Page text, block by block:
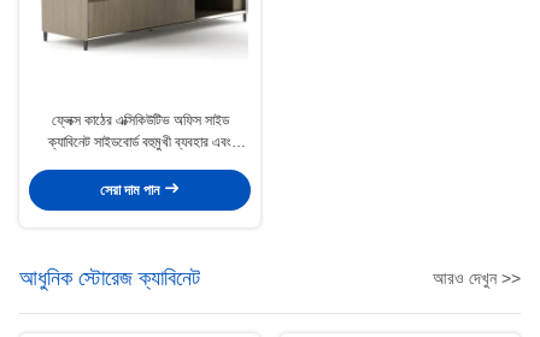
ফ্লেক্স কাঠের এক্সিকিউটিভ অফিস সাইড
ক্যাবিনেট সাইডবোর্ড বহুমুখী ব্যবহার এবং
সেরা দাম পান
আধুনিক স্টোরেজ ক্যাবিনেট আরও দেখুন >>